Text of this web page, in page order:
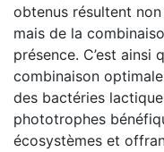
obtenus résultent non
mais de la
présence. C’est ainsi
combinaison
des bactéries
phototrophes
écosystèmes et